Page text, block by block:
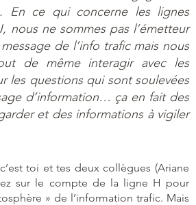
En ce qui concerne les lignes
nous ne sommes pas l’émetteur
de l’info trafic mais nous
de même interagir avec les
les questions qui sont soulevées
d’information… ça en fait des
et des informations à vigiler
toi et tes deux collègues (Ariane
sur le compte de la ligne H pour
» de l’information trafic. Mais